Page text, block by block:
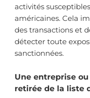
activités
américaines. Cela
des transactions et
détecter toute
sanctionnées.
Une entreprise
retirée de la liste